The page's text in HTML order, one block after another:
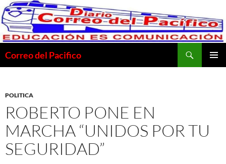
Saltar
al
contenido
Correo del Pacifico
POLITICA
ROBERTO PONE EN
MARCHA “UNIDOS POR TU
SEGURIDAD”